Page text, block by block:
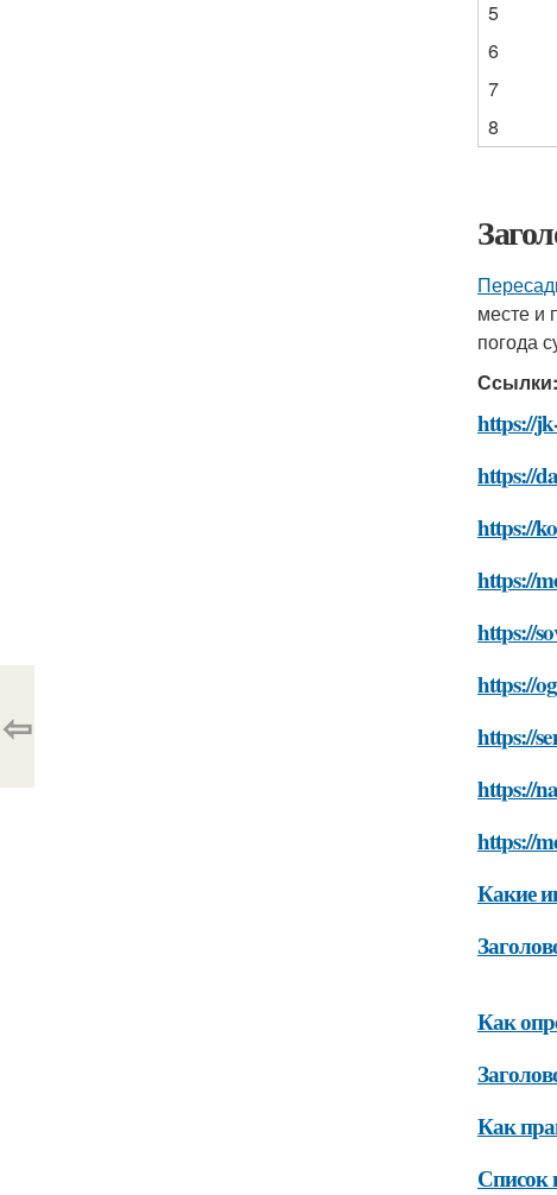
5
6
7
8
месте и
погода
Ссылки:
https://
https://
https://
https://
https://
https://
https://
https://
https://
Какие
Как
Как
Список
⇦